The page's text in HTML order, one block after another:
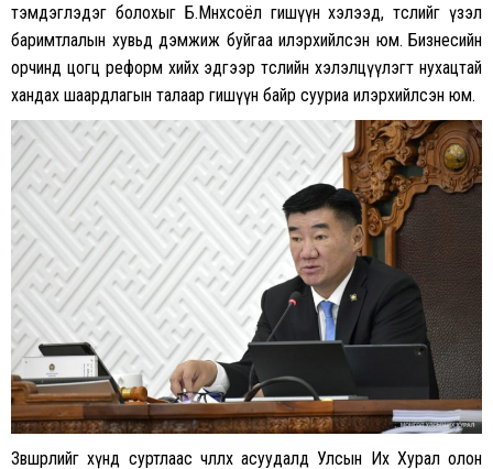
тэмдэглэдэг болохыг Б.Мөнхсоёл гишүүн хэлээд, төслийг үзэл
баримтлалын хувьд дэмжиж буйгаа илэрхийлсэн юм. Бизнесийн
орчинд цогц реформ хийх эдгээр төслийн хэлэлцүүлэгт нухацтай
хандах шаардлагын талаар гишүүн байр сууриа илэрхийлсэн юм.
Зөвшөөрлийг хүнд суртлаас чөлөөлөх асуудалд Улсын Их Хурал олон